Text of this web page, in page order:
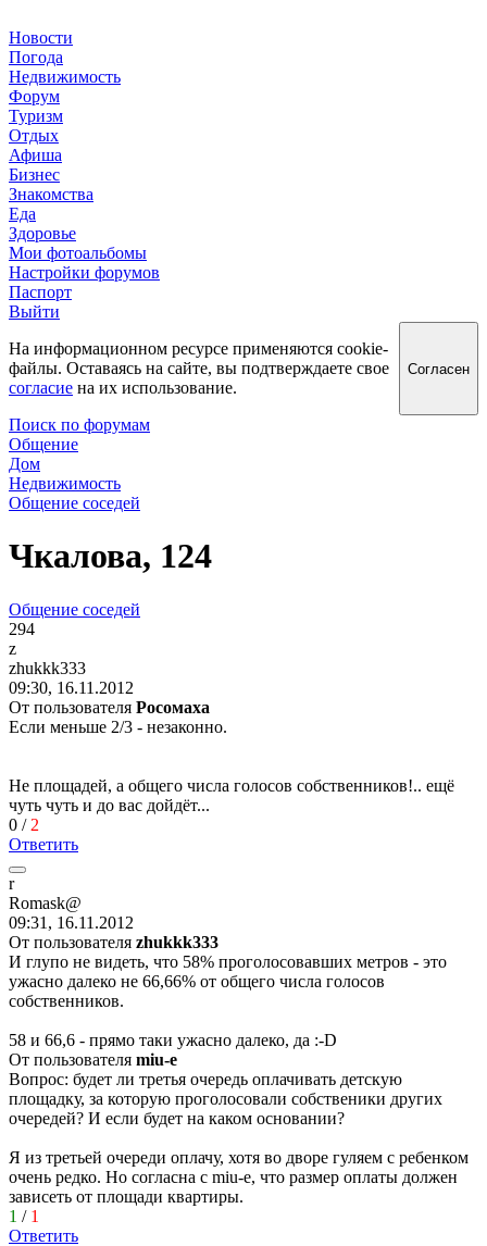
Новости
Погода
Недвижимость
Форум
Туризм
Отдых
Афиша
Бизнес
Знакомства
Еда
Здоровье
Мои фотоальбомы
Настройки форумов
Паспорт
Выйти
На информационном ресурсе применяются cookie-
файлы. Оставаясь на сайте, вы подтверждаете свое
согласие на их использование.
Согласен
Поиск по форумам
Общение
Дом
Недвижимость
Общение соседей
Чкалова, 124
Общение соседей
294
z
zhukkk333
09:30, 16.11.2012
От пользователя Рoсoмaхa
Если меньше 2/3 - незаконно.
Не площадей, а общего числа голосов собственников!.. ещё
чуть чуть и до вас дойдёт...
0 / 2
Ответить
r
Romask@
09:31, 16.11.2012
От пользователя zhukkk333
И глупо не видеть, что 58% проголосовавших метров - это
ужасно далеко не 66,66% от общего числа голосов
собственников.
58 и 66,6 - прямо таки ужасно далеко, да :-D
От пользователя miu-e
Вопрос: будет ли третья очередь оплачивать детскую
площадку, за которую проголосовали собственики других
очередей? И если будет на каком основании?
Я из третьей очереди оплачу, хотя во дворе гуляем с ребенком
очень редко. Но согласна с miu-e, что размер оплаты должен
зависеть от площади квартиры.
1 / 1
Ответить